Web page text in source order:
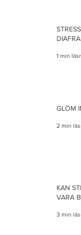
1 min
GLÖM
2 min
KAN
VARA
3 min